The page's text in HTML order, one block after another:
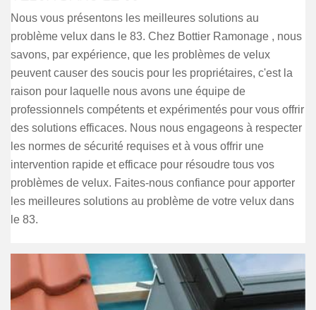
Nous vous présentons les meilleures solutions au
problème velux dans le 83. Chez Bottier Ramonage , nous
savons, par expérience, que les problèmes de velux
peuvent causer des soucis pour les propriétaires, c'est la
raison pour laquelle nous avons une équipe de
professionnels compétents et expérimentés pour vous offrir
des solutions efficaces. Nous nous engageons à respecter
les normes de sécurité requises et à vous offrir une
intervention rapide et efficace pour résoudre tous vos
problèmes de velux. Faites-nous confiance pour apporter
les meilleures solutions au problème de votre velux dans
le 83.